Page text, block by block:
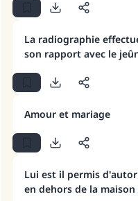
La radiographie
son rapport avec le
Amour et mariage
Lui est il permis
en dehors de la
millions de
Le Messager
"Celui qui indique
même